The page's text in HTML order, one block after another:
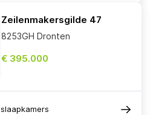
Zeilenmakersgilde 47
8253GH Dronten
€ 395.000
slaapkamers